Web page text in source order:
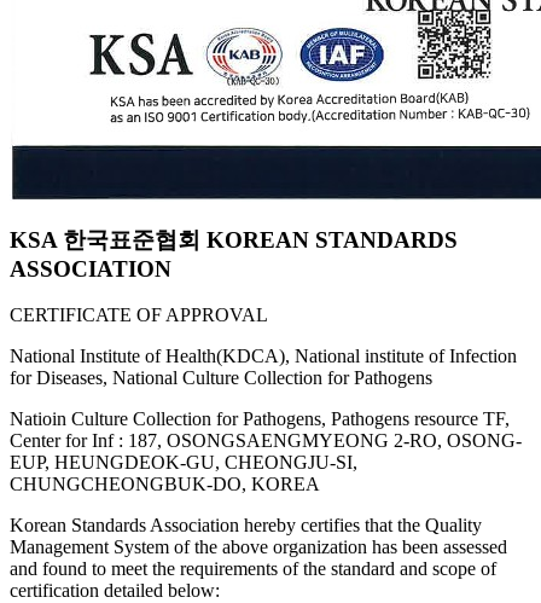
KSA 한국표준협회 KOREAN STANDARDS
ASSOCIATION
CERTIFICATE OF APPROVAL
National Institute of Health(KDCA), National institute of Infection
for Diseases, National Culture Collection for Pathogens
Natioin Culture Collection for Pathogens, Pathogens resource TF,
Center for Inf : 187, OSONGSAENGMYEONG 2-RO, OSONG-
EUP, HEUNGDEOK-GU, CHEONGJU-SI,
CHUNGCHEONGBUK-DO, KOREA
Korean Standards Association hereby certifies that the Quality
Management System of the above organization has been assessed
and found to meet the requirements of the standard and scope of
certification detailed below: